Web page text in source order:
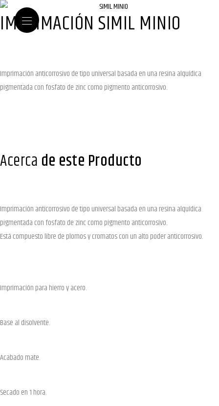
IMPRIMACIÓN SIMIL MINIO
Imprimación anticorrosivo de tipo universal basada en una resina alquídica
pigmentada con fosfato de zinc como pigmento anticorrosivo.
Acerca de este Producto
Imprimación anticorrosivo de tipo universal basada en una resina alquídica
pigmentada con fosfato de zinc como pigmento anticorrosivo.
Está compuesto libre de plomos y cromatos con un alto poder anticorrosivo.
Imprimación para hierro y acero.
Base al disolvente.
Acabado mate.
Secado en 1 hora.